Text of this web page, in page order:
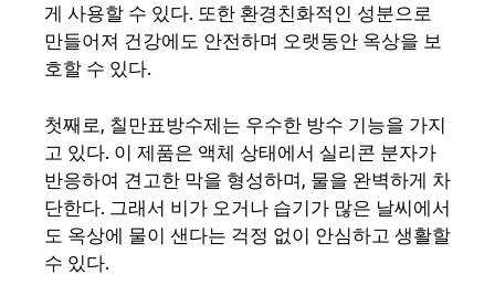
게 사용할 수 있다. 또한 환경친화적인 성분으로
만들어져 건강에도 안전하며 오랫동안 옥상을 보
호할 수 있다.
첫째로, 칠만표방수제는 우수한 방수 기능을 가지
고 있다. 이 제품은 액체 상태에서 실리콘 분자가
반응하여 견고한 막을 형성하며, 물을 완벽하게 차
단한다. 그래서 비가 오거나 습기가 많은 날씨에서
도 옥상에 물이 샌다는 걱정 없이 안심하고 생활할
수 있다.